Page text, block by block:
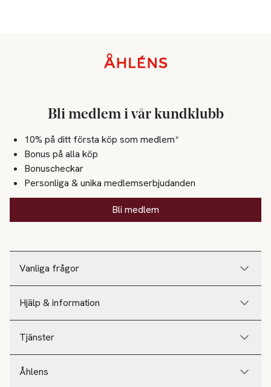
Vanliga frågor
Hjälp & information
Tjänster
Åhlens
Bli medlem i vår kundklubb
10% på ditt första köp som medlem*
Bonus på alla köp
Bonuscheckar
Personliga & unika medlemserbjudanden
Bli medlem